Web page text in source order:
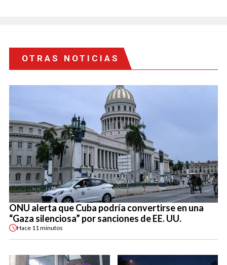
OTRAS NOTICIAS
ONU alerta que Cuba podría convertirse en una
“Gaza silenciosa” por sanciones de EE. UU.
Hace 11 minutos